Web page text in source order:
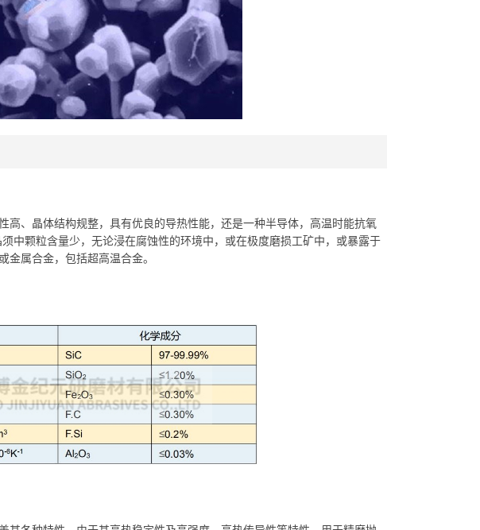
高、晶体结构规整，具有优良的导热性能，还是一种半导体，高温时能抗氧
中颗粒含量少，无论浸在腐蚀性的环境中，或在极度磨损工矿中，或暴露于
属合金，包括超高温合金。